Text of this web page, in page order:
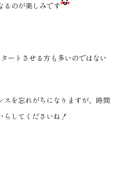
るのが楽しみです
ートさせる方も多いのではない
スを忘れがちになりますが、時間
らしてくださいね！